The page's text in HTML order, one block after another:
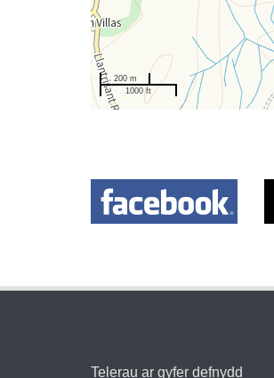
200 m
1000 ft
Telerau ar gyfer defnydd